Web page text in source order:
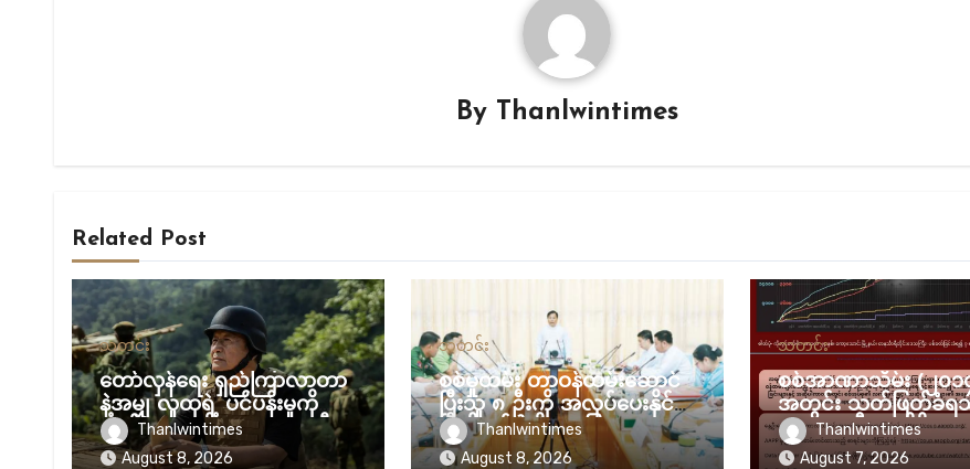
By Thanlwintimes
Related Post
သတင်း
တော်လှန်ရေး ရှည်ကြာလာတာ
နဲ့အမျှ လူထုရဲ့ ပင်ပန်းမှုကို
လျစ်လျူမရှုဖို့ NUG ယာယီ
သမ္မတ သတိပေး
Thanlwintimes
August 8, 2026
သတင်း
စစ်မှုထမ်း တာဝန်ထမ်းဆောင်
ပြီးသူ ၈ ဦးကို အလုပ်ပေးနိုင်ခဲ့
ပြီလို့ စစ်အစိုးရ ပြော
Thanlwintimes
August 8, 2026
သတင်း
စစ်အာဏာသိမ်း (၂၀
အတွင်း သတ်ဖြတ်ခံရ
(၈၂၃၉) ဦးအထိရှိလာ
Thanlwintimes
August 7, 2026